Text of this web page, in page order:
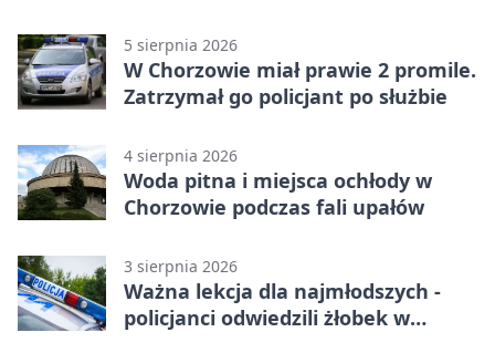
5 sierpnia 2026
W Chorzowie miał prawie 2 promile.
Zatrzymał go policjant po służbie
4 sierpnia 2026
Woda pitna i miejsca ochłody w
Chorzowie podczas fali upałów
3 sierpnia 2026
Ważna lekcja dla najmłodszych -
policjanci odwiedzili żłobek w